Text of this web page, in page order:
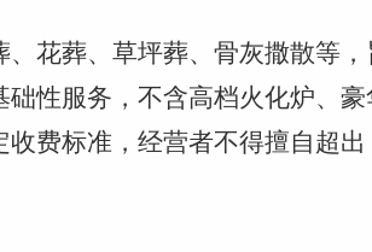
花葬、草坪葬、骨灰撒散等
性服务，不含高档火化炉、豪
费标准，经营者不得擅自超